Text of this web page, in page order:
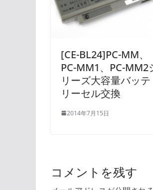
[CE-BL24]PC-MM、
PC-MM1、PC-MM2
リーズ大容量バッテ
リーセル交換
2014年7月15日
コメントを残す